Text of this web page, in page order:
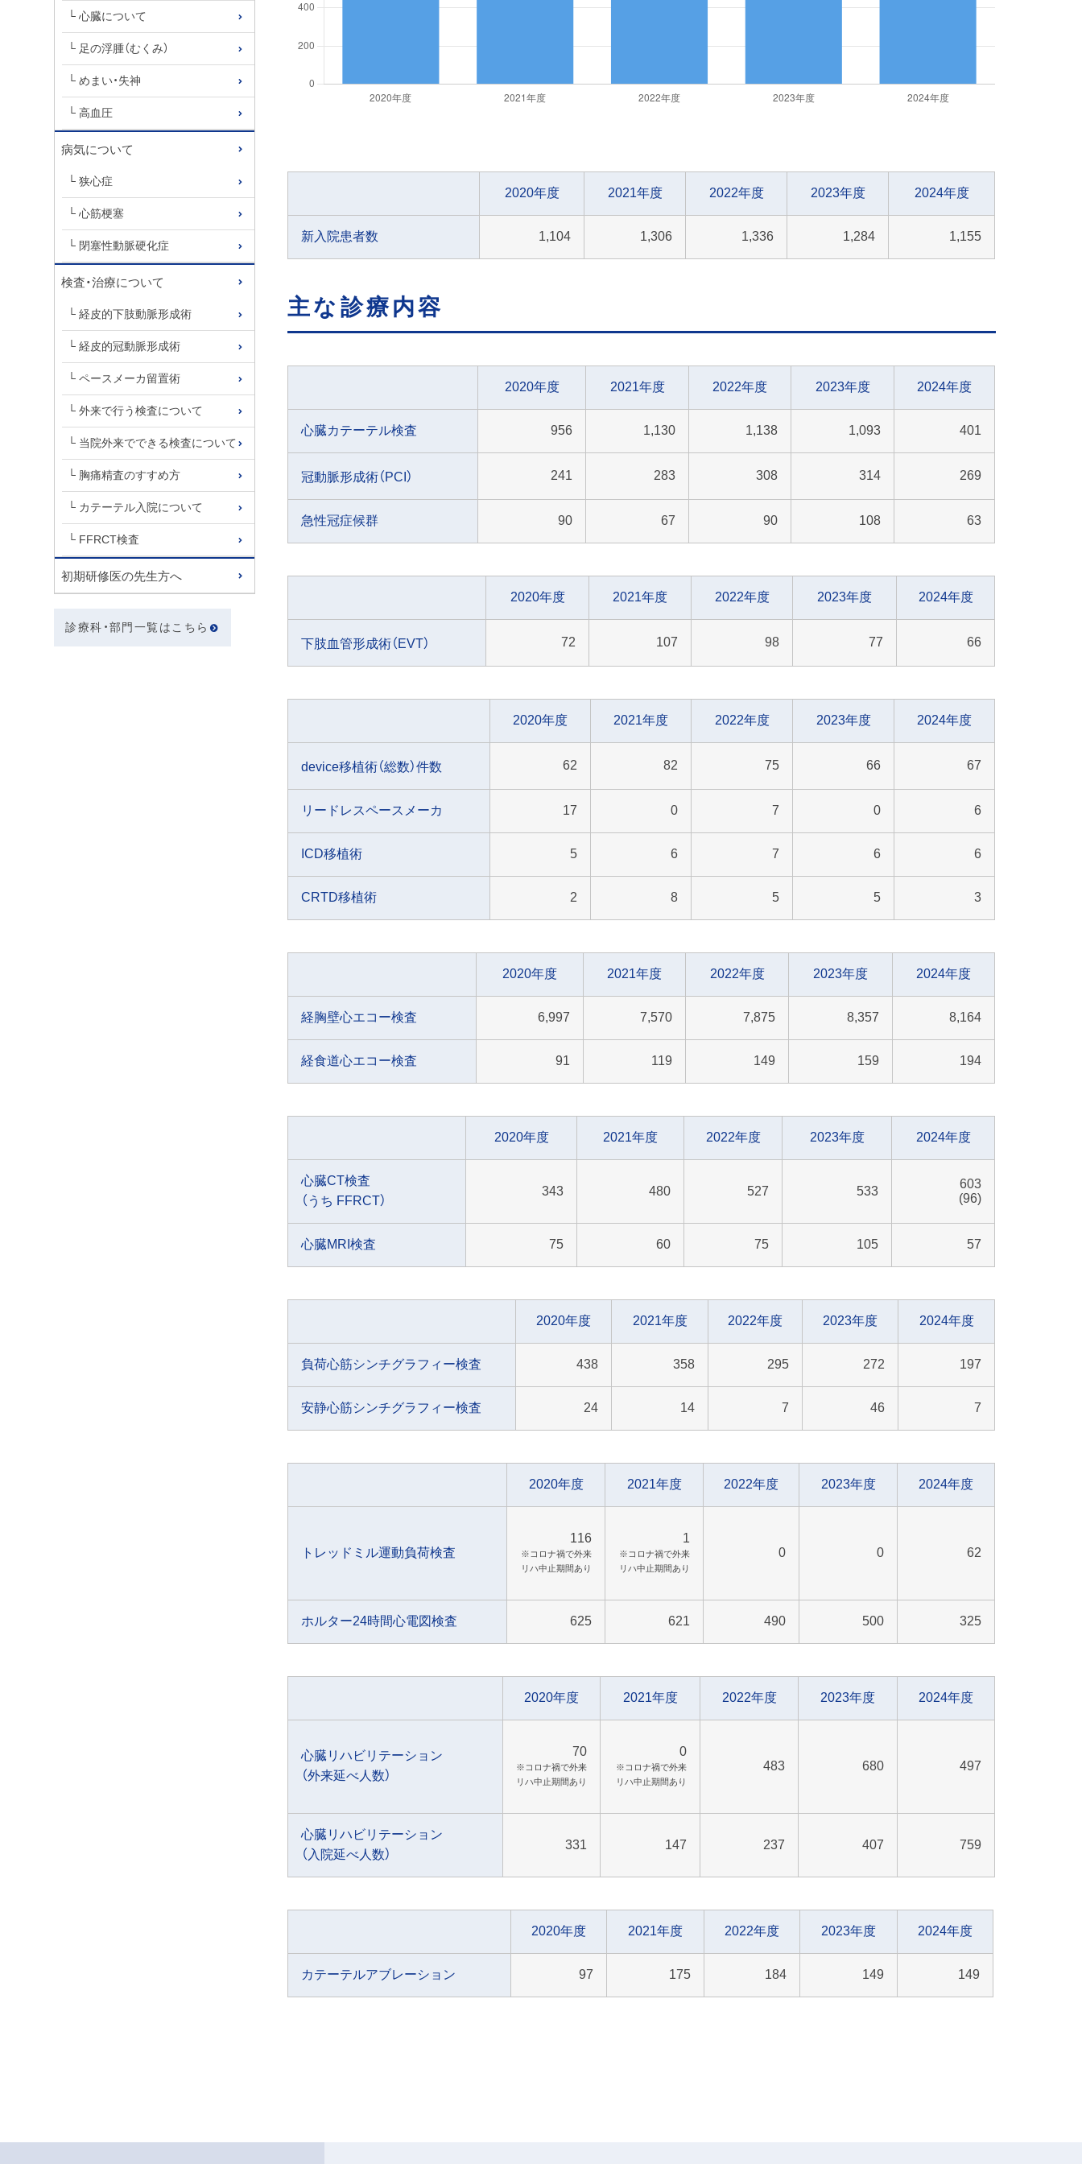
心臓について
足の浮腫（むくみ）
めまい・失神
高血圧
病気について
狭心症
心筋梗塞
閉塞性動脈硬化症
検査・治療について
経皮的下肢動脈形成術
経皮的冠動脈形成術
ペースメーカ留置術
外来で行う検査について
当院外来でできる検査について
胸痛精査のすすめ方
カテーテル入院について
FFRCT検査
初期研修医の先生方へ
診療科・部門一覧はこちら
2020年度 2021年度 2022年度 2023年度 2024年度
新入院患者数 1,104 1,306 1,336 1,284 1,155
主な診療内容
2020年度 2021年度 2022年度 2023年度 2024年度
心臓カテーテル検査 956 1,130 1,138 1,093 401
冠動脈形成術（PCI） 241 283 308 314 269
急性冠症候群 90 67 90 108 63
2020年度 2021年度 2022年度 2023年度 2024年度
下肢血管形成術（EVT） 72 107 98 77 66
2020年度 2021年度 2022年度 2023年度 2024年度
device移植術（総数）件数 62 82 75 66 67
リードレスペースメーカ 17 0 7 0 6
ICD移植術 5 6 7 6 6
CRTD移植術 2 8 5 5 3
2020年度 2021年度 2022年度 2023年度 2024年度
経胸壁心エコー検査 6,997 7,570 7,875 8,357 8,164
経食道心エコー検査 91 119 149 159 194
2020年度 2021年度 2022年度 2023年度 2024年度
心臓CT検査
（うち FFRCT）
343 480 527 533
603
(96)
心臓MRI検査 75 60 75 105 57
2020年度 2021年度 2022年度 2023年度 2024年度
負荷心筋シンチグラフィー検査 438 358 295 272 197
安静心筋シンチグラフィー検査 24 14 7 46 7
2020年度 2021年度 2022年度 2023年度 2024年度
トレッドミル運動負荷検査
116
※コロナ禍で外来
リハ中止期間あり
1
※コロナ禍で外来
リハ中止期間あり
0 0 62
ホルター24時間心電図検査 625 621 490 500 325
2020年度 2021年度 2022年度 2023年度 2024年度
心臓リハビリテーション
（外来延べ人数）
70
※コロナ禍で外来
リハ中止期間あり
0
※コロナ禍で外来
リハ中止期間あり
483 680 497
心臓リハビリテーション
（入院延べ人数）
331 147 237 407 759
2020年度 2021年度 2022年度 2023年度 2024年度
カテーテルアブレーション 97 175 184 149 149